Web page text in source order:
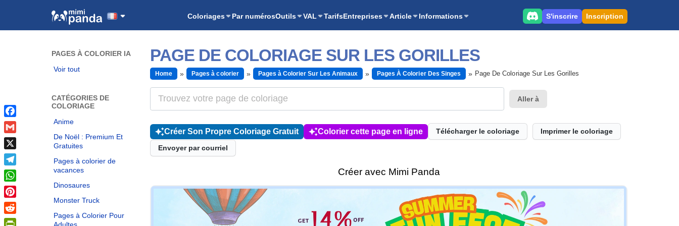
Coloriages Par numérosOutils VAL TarifsEntreprises Article Informations S'inscrire Inscription
PAGES À COLORIER IA
Voir tout
CATÉGORIES DE
COLORIAGE
Anime
De Noël : Premium Et
Gratuites
Pages à colorier de
vacances
Dinosaures
Monster Truck
Pages à Colorier Pour
PAGE DE COLORIAGE SUR LES GORILLES
Home Pages à colorier Pages à Colorier Sur Les Animaux Pages À Colorier Des Singes Page De Coloriage Sur Les Gorilles
Aller à
Créer Son Propre Coloriage Gratuit Colorier cette page en ligne Télécharger le coloriage Imprimer le coloriage
Envoyer par courriel
Créer avec Mimi Panda
Facebook
Gmail
X
Telegram
WhatsApp
Pinterest
Reddit